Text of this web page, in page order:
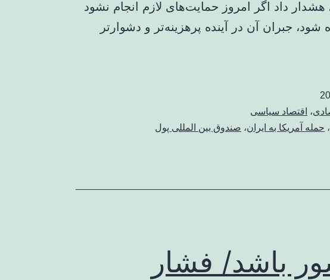
داد اگر امروز حمایت‌های لازم انجام نشود
شود، جبران آن در آینده پرهزینه‌تر و دشوارتر
، اقتصاد سیاسی
، حمله آمریکا به ایران، صندوق بین المللی پول
باشد/ فشار